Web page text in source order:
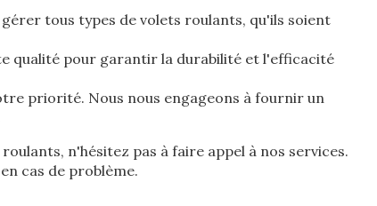
tous types de volets roulants, qu'ils soient
qualité pour garantir la durabilité et l'efficacité
priorité. Nous nous engageons à fournir un
n'hésitez pas à faire appel à nos services.
cas de problème.